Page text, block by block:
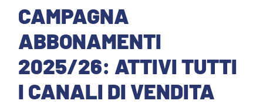
NEWS
SQUADRE
PRIMA SQUADRA MASCHILE
STAGIONE
CAMPAGNA
ABBONAMENTI
2025/26: ATTIVI TUTTI
I CANALI DI VENDITA